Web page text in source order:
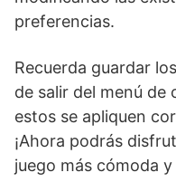
preferencias.
Recuerda guardar
de salir del menú de
estos se apliquen
¡Ahora podrás
juego más cómoda